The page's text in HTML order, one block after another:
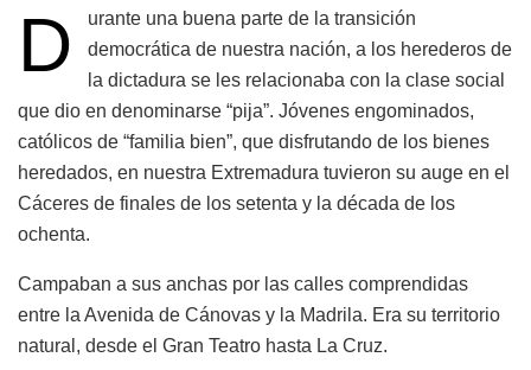
D
urante una buena parte de la transición
democrática de nuestra nación, a los herederos de
la dictadura se les relacionaba con la clase social
que dio en denominarse “pija”. Jóvenes engominados,
católicos de “familia bien”, que disfrutando de los bienes
heredados, en nuestra Extremadura tuvieron su auge en el
Cáceres de finales de los setenta y la década de los
ochenta.
Campaban a sus anchas por las calles comprendidas
entre la Avenida de Cánovas y la Madrila. Era su territorio
natural, desde el Gran Teatro hasta La Cruz.